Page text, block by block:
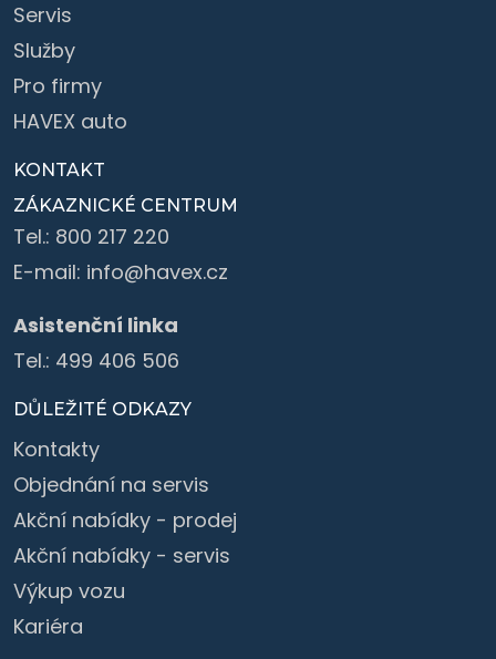
Servis
Služby
Pro firmy
HAVEX auto
KONTAKT
ZÁKAZNICKÉ CENTRUM
Tel.: 800 217 220
E-mail: info@havex.cz
Asistenční linka
Tel.: 499 406 506
DŮLEŽITÉ ODKAZY
Kontakty
Objednání na servis
Akční nabídky - prodej
Akční nabídky - servis
Výkup vozu
Kariéra